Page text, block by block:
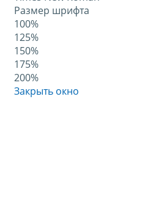
Размер шрифта
100%
125%
150%
175%
200%
Закрыть окно